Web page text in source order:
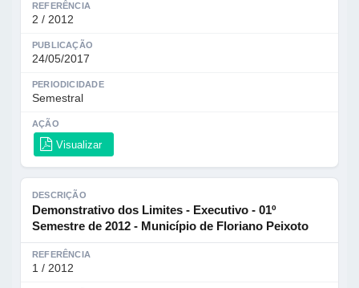
REFERÊNCIA
2 / 2012
PUBLICAÇÃO
24/05/2017
PERIODICIDADE
Semestral
AÇÃO
Visualizar
DESCRIÇÃO
Demonstrativo dos Limites - Executivo - 01º
Semestre de 2012 - Município de Floriano Peixoto
REFERÊNCIA
1 / 2012